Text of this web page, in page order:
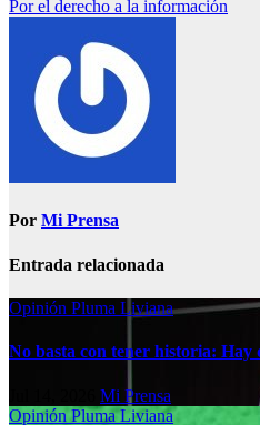
Por el derecho a la información
Por Mi Prensa
Entrada relacionada
Opinión Pluma Liviana
No basta con tener historia: Hay
Mi Prensa
Opinión Pluma Liviana